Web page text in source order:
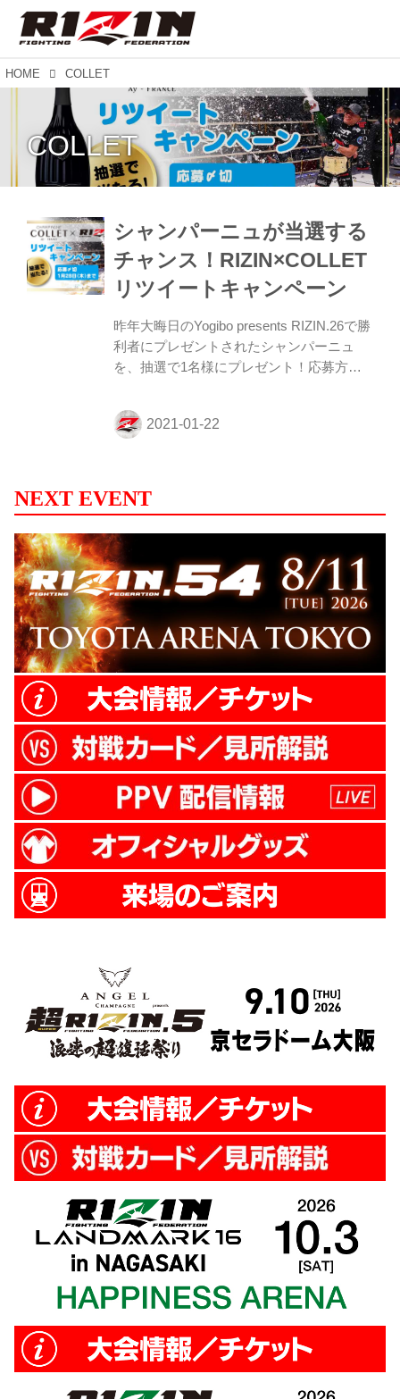
HOME COLLET
COLLET
シャンパーニュが当選する
チャンス！RIZIN×COLLET
リツイートキャンペーン
昨年大晦日のYogibo presents RIZIN.26で勝
利者にプレゼントされたシャンパーニュ
を、抽選で1名様にプレゼント！応募方法
ローし、キャンペーンのツイートをリツイ
ートするだけ！ キャンペーンに応募して、
ートキャンペーン 概要 以下のツイートを
リツイートした方の中から抽選で1名様
に、COLLETの『ESPRIT COUTURE（エ
スプリ・クチュール）』をプレゼント！ ペ
ージ下部の注意事項をご確認の上、キャン
ペーンに参加しよう！ ／ � ...
NEXT EVENT